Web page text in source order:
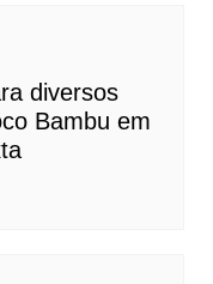
diversos
Bambu em